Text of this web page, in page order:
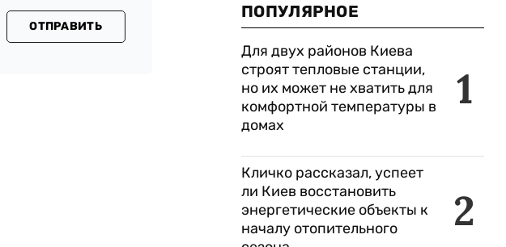
ОТПРАВИТЬ
ПОПУЛЯРНОЕ
1
Для двух районов Киева
строят тепловые станции,
но их может не хватить для
комфортной температуры в
домах
2
Кличко рассказал, успеет
ли Киев восстановить
энергетические объекты к
началу отопительного